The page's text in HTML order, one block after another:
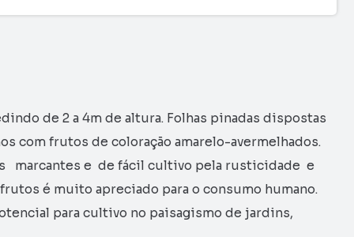
de 2 a 4m de altura. Folhas pinadas dispostas
com frutos de coloração amarelo-avermelhados.
marcantes e de fácil cultivo pela rusticidade e
é muito apreciado para o consumo humano.
para cultivo no paisagismo de jardins,